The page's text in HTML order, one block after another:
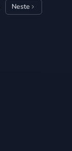
Neste